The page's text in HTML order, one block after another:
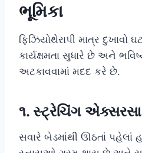
ભૂમિકા
ફિઝિયોથેરાપી માત્ર દુખાવો
કાર્યક્ષમતા સુધારે છે અને
અટકાવવામાં મદદ કરે છે.
૧. સ્ટ્રેચિંગ
સવારે બેડમાંથી ઊઠતાં પહેલાં